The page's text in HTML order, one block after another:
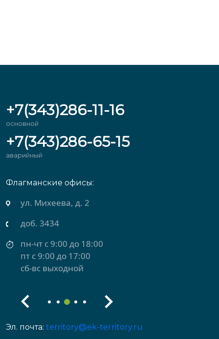
+7(343)286-11-16
основной
+7(343)286-65-15
аварийный
Флагманские офисы:
ул. Михеева, д. 2
доб. 3434
пн-чт с 9:00 до 18:00
пт с 9:00 до 17:00
сб-вс выходной
Эл. почта: territory@ek-territory.ru